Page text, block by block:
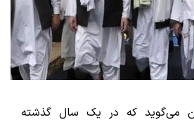
می‌گوید که در یک سال گذشته